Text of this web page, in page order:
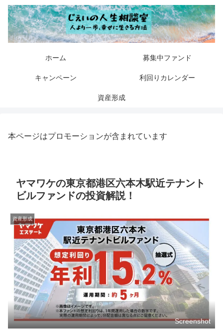
ホーム 募集中ファンド
キャンペーン 利回りカレンダー
資産形成
本ページはプロモーションが含まれています
ヤマワケの東京都港区六本木駅近テナント
ビルファンドの投資解説！
資産形成
Screenshot